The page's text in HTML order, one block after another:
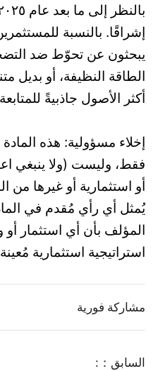
إشراقًا. بالنسبة
يبحثون عن تحوّط ضد
الطاقة النظيفة، أو بديل
أكثر الأصول جاذبيةً للمتابعة حتى عام
إخلاء مسؤولية: هذه
فقط، وليست (ولا ينبغي
أو استثمارية أو غيرها من
المؤلف بأن أي استثمار أو
استراتيجية استثمارية
مشاركة فورية
السابق：: